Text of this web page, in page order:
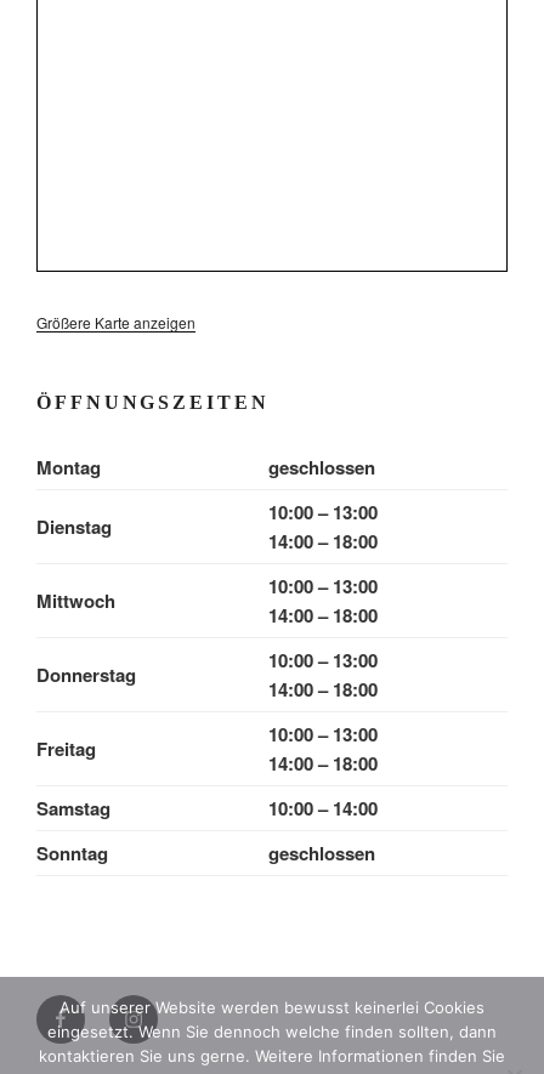
Größere Karte anzeigen
ÖFFNUNGSZEITEN
Montag geschlossen
Dienstag
10:00 – 13:00
14:00 – 18:00
Mittwoch
10:00 – 13:00
14:00 – 18:00
Donnerstag
10:00 – 13:00
14:00 – 18:00
Freitag
10:00 – 13:00
14:00 – 18:00
Samstag
10:00 – 14:00
Sonntag
geschlossen
Facebook
Instagram
Auf unserer Website werden bewusst keinerlei Cookies
eingesetzt. Wenn Sie dennoch welche finden sollten, dann
kontaktieren Sie uns gerne. Weitere Informationen finden Sie